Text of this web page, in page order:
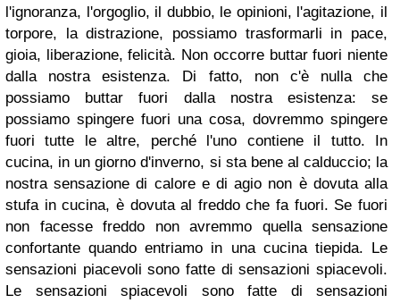
l'ignoranza, l'orgoglio, il dubbio, le opinioni, l'agitazione, il
torpore, la distrazione, possiamo trasformarli in pace,
gioia, liberazione, felicità. Non occorre buttar fuori niente
dalla nostra esistenza. Di fatto, non c'è nulla che
possiamo buttar fuori dalla nostra esistenza: se
possiamo spingere fuori una cosa, dovremmo spingere
fuori tutte le altre, perché l'uno contiene il tutto. In
cucina, in un giorno d'inverno, si sta bene al calduccio; la
nostra sensazione di calore e di agio non è dovuta alla
stufa in cucina, è dovuta al freddo che fa fuori. Se fuori
non facesse freddo non avremmo quella sensazione
confortante quando entriamo in una cucina tiepida. Le
sensazioni piacevoli sono fatte di sensazioni spiacevoli.
Le sensazioni spiacevoli sono fatte di sensazioni